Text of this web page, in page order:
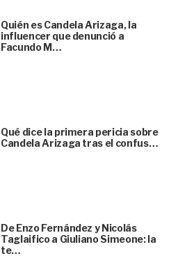
Quién es Candela Arizaga, la
influencer que denunció a
Facundo M…
Qué dice la primera pericia sobre
Candela Arizaga tras el confus…
De Enzo Fernández y Nicolás
Taglaifico a Giuliano Simeone: la
te…